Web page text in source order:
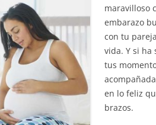
maravilloso
embarazo
con tu
vida. Y si ha
tus
en lo feliz
brazos.